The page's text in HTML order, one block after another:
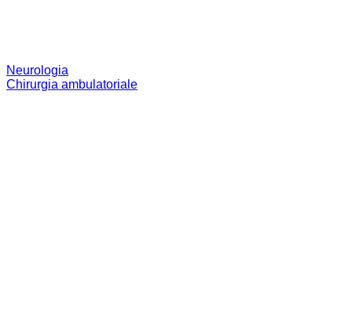
Neurologia
Chirurgia ambulatoriale